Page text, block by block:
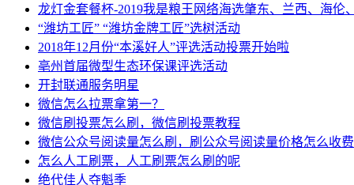
龙灯金套餐杯-2019我是粮王网络海选肇东、兰西、海伦
“潍坊工匠” “潍坊金牌工匠”选树活动
2018年12月份“本溪好人”评选活动投票开始啦
亳州首届微型生态环保课评选活动
开封联通服务明星
微信怎么拉票拿第一？
微信刷投票怎么刷，微信刷投票教程
微信公众号阅读量怎么刷，刷公众号阅读量价格怎么收费
怎么人工刷票，人工刷票怎么刷的呢
绝代佳人夺魁季